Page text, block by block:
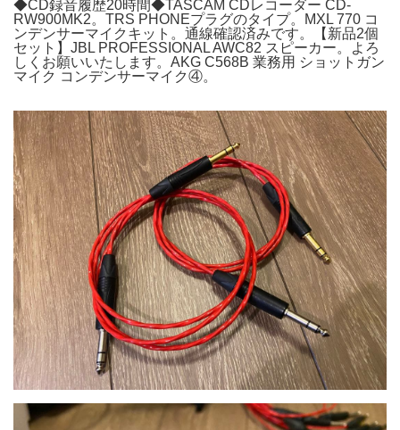
◆CD録音履歴20時間◆TASCAM CDレコーダー CD-
RW900MK2。TRS PHONEプラグのタイプ。MXL 770 コ
ンデンサーマイクキット。通線確認済みです。【新品2個
セット】JBL PROFESSIONAL AWC82 スピーカー。よろ
しくお願いいたします。AKG C568B 業務用 ショットガン
マイク コンデンサーマイク④。